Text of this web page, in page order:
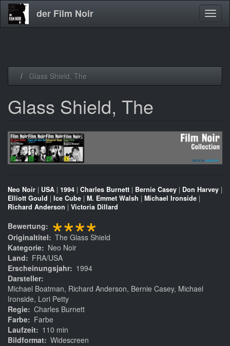
der Film Noir
Glass Shield, The
Glass Shield, The
Neo Noir | USA | 1994 | Charles Burnett | Bernie Casey | Don Harvey |
Elliott Gould | Ice Cube | M. Emmet Walsh | Michael Ironside |
Richard Anderson | Victoria Dillard
Bewertung ****
Originaltitel
The Glass Shield
Kategorie
Neo Noir
Land
FRA/USA
Erscheinungsjahr
1994
Darsteller
Michael Boatman, Richard Anderson, Bernie Casey, Michael
Ironside, Lori Petty
Regie Charles Burnett
Farbe
Farbe
Laufzeit
110 min
Bildformat Widescreen